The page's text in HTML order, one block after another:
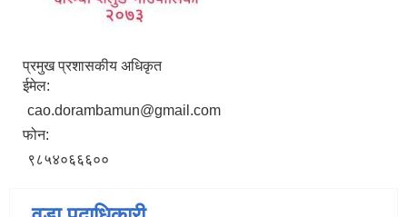
प्रमुख प्रशासकीय अधिकृत
ईमेल:
cao.dorambamun@gmail.com
फोन:
९८५४०६६६००